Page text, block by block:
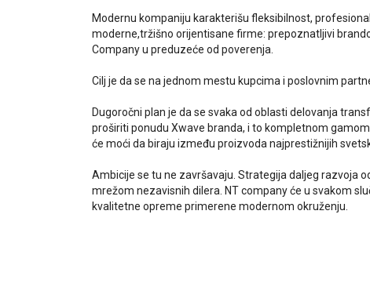
Modernu kompaniju karakterišu fleksibilnost,
moderne,tržišno orijentisane firme: prepoznatljivi
Company u preduzeće od poverenja.
Cilj je da se na jednom mestu kupcima i poslovnim
Dugoročni plan je da se svaka od oblasti delovanja
proširiti ponudu Xwave branda, i to kompletnom
će moći da biraju između proizvoda najprestižnijih
Ambicije se tu ne završavaju. Strategija daljeg razvoja
mrežom nezavisnih dilera. NT company će u svakom
kvalitetne opreme primerene modernom okruženju.